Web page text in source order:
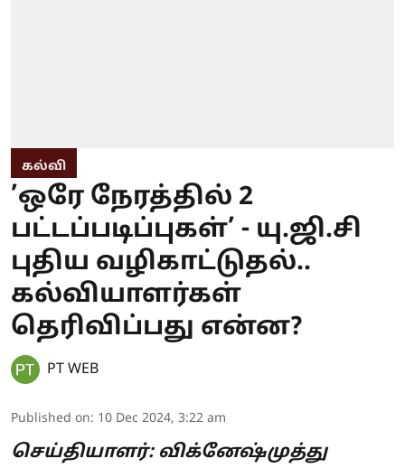
கல்வி
’ஒரே நேரத்​தில் 2
பட்டப்படிப்புகள்’ - யு.ஜி.சி
புதிய வழிகாட்டுதல்..
கல்வியாளர்கள்
தெரிவிப்பது என்ன?
PT WEB
Published on: 10 Dec 2024, 3:22 am
செய்தியாளர்: விக்னேஷ்முத்து